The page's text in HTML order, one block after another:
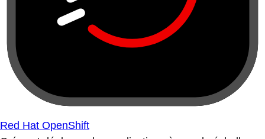
Red Hat OpenShift